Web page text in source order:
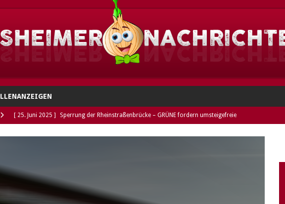
[ 25. Juni 2025 ] Sperrung der Rheinstraßenbrücke – GRÜNE fordern umsteigefreie
Polizei sucht Eigentümer
Die Sonne stellt keine Rechnung – GRÜNE kritisieren verkürzte